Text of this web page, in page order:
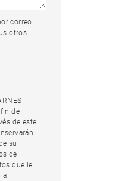
correo
otros
de
de este
su
de
que le
a